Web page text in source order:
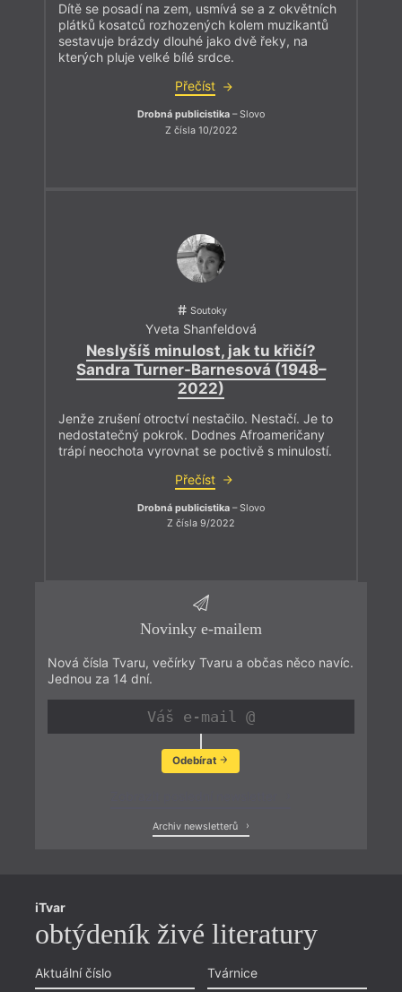
Dítě se posadí na zem, usmívá se a z okvětních
plátků kosatců rozhozených kolem muzikantů
sestavuje brázdy dlouhé jako dvě řeky, na
kterých pluje velké bílé srdce.
Přečíst
Drobná publicistika – Slovo
Z čísla 10/2022
Soutoky
Yveta Shanfeldová
Neslyšíš minulost, jak tu křičí?
Sandra Turner-Barnesová (1948–
2022)
Jenže zrušení otroctví nestačilo. Nestačí. Je to
nedostatečný pokrok. Dodnes Afroameričany
trápí neochota vyrovnat se poctivě s minulostí.
Přečíst
Drobná publicistika – Slovo
Z čísla 9/2022
Novinky e-mailem
Nová čísla Tvaru, večírky Tvaru a občas něco navíc.
Jednou za 14 dní.
Odebírat
Archiv newsletterů
iTvar
obtýdeník živé literatury
Aktuální číslo
Tvárnice